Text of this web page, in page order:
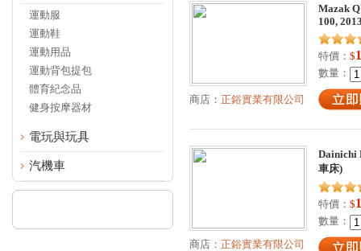
運動服
運動鞋
運動用品
運動背包提包
體育紀念品
健身按摩器材
電玩與玩具
汽機車
商店： 正鋊實業有限公司
Mazak
100,
特價： $1
數量：
商店： 正鋊實業有限公司
Dainichi
車床)
特價： $1
數量：